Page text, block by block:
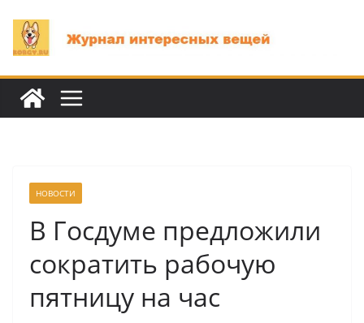
содержимому
НОВОСТИ
В Госдуме предложили
сократить рабочую
пятницу на час